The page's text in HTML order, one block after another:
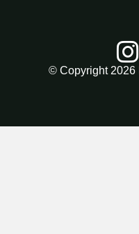
© Copyright 2026